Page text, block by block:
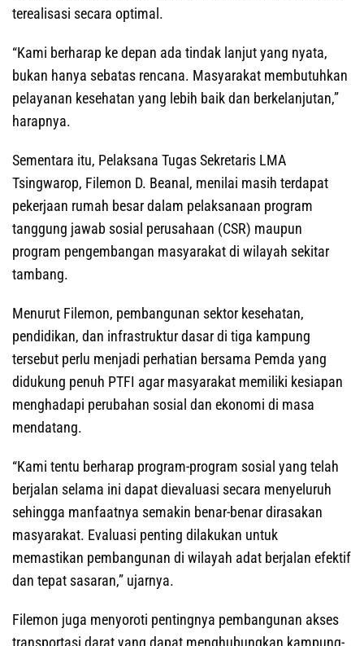
terealisasi secara optimal.
“Kami berharap ke depan ada tindak lanjut yang nyata,
bukan hanya sebatas rencana. Masyarakat membutuhkan
pelayanan kesehatan yang lebih baik dan berkelanjutan,”
harapnya.
Sementara itu, Pelaksana Tugas Sekretaris LMA
Tsingwarop, Filemon D. Beanal, menilai masih terdapat
pekerjaan rumah besar dalam pelaksanaan program
tanggung jawab sosial perusahaan (CSR) maupun
program pengembangan masyarakat di wilayah sekitar
tambang.
Menurut Filemon, pembangunan sektor kesehatan,
pendidikan, dan infrastruktur dasar di tiga kampung
tersebut perlu menjadi perhatian bersama Pemda yang
didukung penuh PTFI agar masyarakat memiliki kesiapan
menghadapi perubahan sosial dan ekonomi di masa
mendatang.
“Kami tentu berharap program-program sosial yang telah
berjalan selama ini dapat dievaluasi secara menyeluruh
sehingga manfaatnya semakin benar-benar dirasakan
masyarakat. Evaluasi penting dilakukan untuk
memastikan pembangunan di wilayah adat berjalan efektif
dan tepat sasaran,” ujarnya.
Filemon juga menyoroti pentingnya pembangunan akses
transportasi darat yang dapat menghubungkan kampung-